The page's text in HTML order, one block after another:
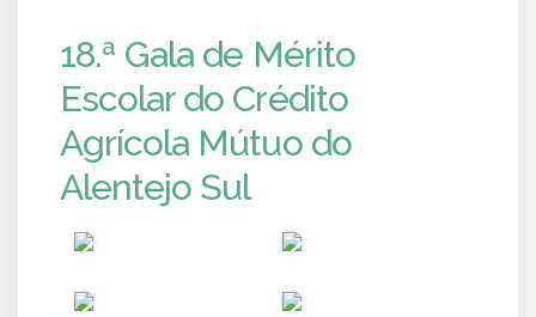
18.ª Gala de Mérito
Escolar do Crédito
Agrícola Mútuo do
Alentejo Sul